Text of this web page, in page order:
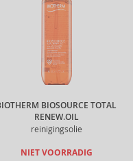
BIOSOURCE TOTAL
RENEW.OIL
reinigingsolie
NIET VOORRADIG